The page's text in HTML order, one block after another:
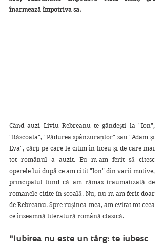
înarmează împotriva sa.
Când auzi Liviu Rebreanu te gândești la "Ion",
"Răscoala", "Pădurea spânzuraților" sau "Adam și
Eva", cărți pe care le citim în liceu și de care mai
tot românul a auzit. Eu m-am ferit să citesc
operele lui după ce am citit "Ion" din varii motive,
principalul fiind că am rămas traumatizată de
romanele citite în școală. Nu, nu m-am ferit doar
de Rebreanu. Spre rușinea mea, am evitat tot ceea
ce înseamnă literatură română clasică.
"Iubirea nu este un târg: te iubesc